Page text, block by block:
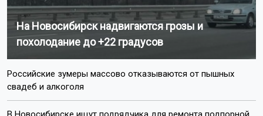
Напомним, евродвушкивытесняют студии на рынке
недвижимости Новосибирска.
Поделиться новостью: